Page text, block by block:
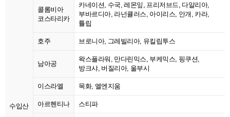
수입산
콜롬비아
코스타리카
카네이션, 수국, 레몬잎, 프리저브드, 다알리아,
부바르디아, 라넌큘러스, 아이리스, 안개, 카라,
튤립
호주 브로니아, 그레빌리아, 유킬립투스
남아공
왁스플라워, 만다린믹스, 부케믹스, 핑쿠션,
방크샤, 버질리아, 울부시
이스라엘 목화, 엘엔지움
아르헨티나 스티파